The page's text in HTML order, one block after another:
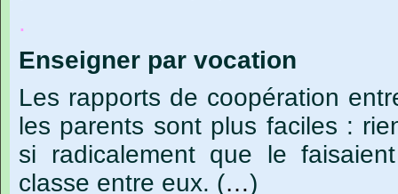
.
Enseigner par vocation
Les rapports de coopération
les parents sont plus faciles :
si
radicalement que le faisaient
classe entre eux. (…)